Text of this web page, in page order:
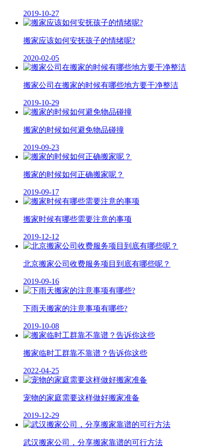
2019-10-27
搬家应该如何安抚孩子的情绪呢?
2020-02-05
搬家公司在搬家的时候有哪些地方要干净整洁
2019-10-29
搬家的时候如何避免物品碰撞
2019-09-23
搬家的时候如何正确搬家呢？
2019-09-17
搬家时候有哪些需要注意的事项
2019-12-12
北京搬家公司收费服务项目到底有哪些呢？
2019-09-16
下雨天搬家的注意事项有哪些?
2019-10-08
搬家临时工群靠不靠谱？告诉你这些
2022-04-25
宠物的家庭需要这样做好搬家准备
2019-12-29
武汉搬家公司，分享搬家靠谱的可行方法